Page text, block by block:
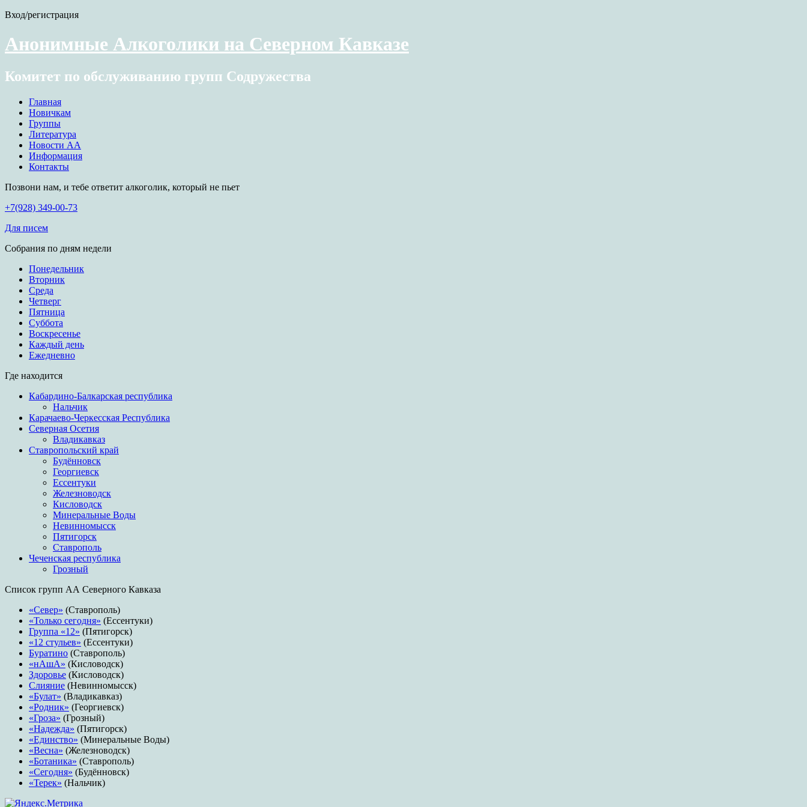
Вход/регистрация
Анонимные Алкоголики на Северном Кавказе
Комитет по обслуживанию групп Содружества
Главная
Новичкам
Группы
Литература
Новости АА
Информация
Контакты
Позвони нам, и тебе ответит алкоголик, который не пьет
+7(928) 349-00-73
Для писем
Собрания по дням недели
Понедельник
Вторник
Среда
Четверг
Пятница
Суббота
Воскресенье
Каждый день
Ежедневно
Где находится
Кабардино-Балкарская республика
Нальчик
Карачаево-Черкесская Республика
Северная Осетия
Владикавказ
Ставропольский край
Будённовск
Георгиевск
Ессентуки
Железноводск
Кисловодск
Минеральные Воды
Невинномысск
Пятигорск
Ставрополь
Чеченская республика
Грозный
Список групп АА Северного Кавказа
«Север» (Ставрополь)
«Только сегодня» (Ессентуки)
Группа «12» (Пятигорск)
«12 стульев» (Ессентуки)
Буратино (Ставрополь)
«нАшА» (Кисловодск)
Здоровье (Кисловодск)
Слияние (Невинномысск)
«Булат» (Владикавказ)
«Родник» (Георгиевск)
«Гроза» (Грозный)
«Надежда» (Пятигорск)
«Единство» (Минеральные Воды)
«Весна» (Железноводск)
«Ботаника» (Ставрополь)
«Сегодня» (Будённовск)
«Терек» (Нальчик)